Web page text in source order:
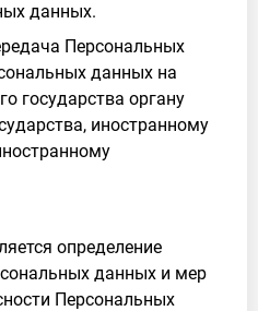
данных.
Персональных
данных на
государства органу
иностранному
определение
данных и мер
Персональных